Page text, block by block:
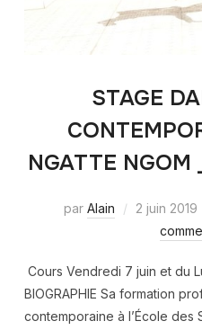
STAGE
NGATTE
par Alain 2 juin 2019
Cours Vendredi 7 juin et du
BIOGRAPHIE Sa formation
contemporaine à l’École des